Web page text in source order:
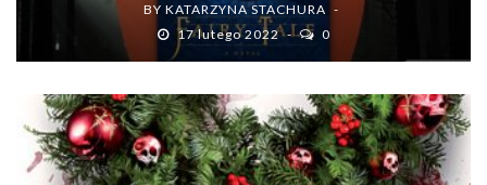
BY KATARZYNA STACHURA
17 lutego 2022
0